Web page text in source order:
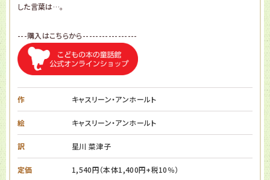
した言葉は…。
---購入はこちらから-----------------
作 キャスリーン・アンホールト
絵 キャスリーン・アンホールト
訳 星川 菜津子
定価 1,540円（本体1,400円+税10％）